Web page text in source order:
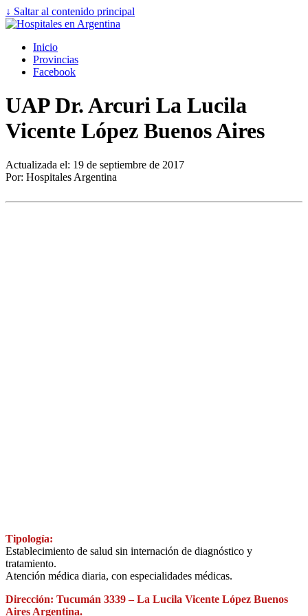
↓ Saltar al contenido principal
Inicio
Provincias
Facebook
UAP Dr. Arcuri La Lucila
Vicente López Buenos Aires
Actualizada el: 19 de septiembre de 2017
Por: Hospitales Argentina
Tipología:
Establecimiento de salud sin internación de diagnóstico y
tratamiento.
Atención médica diaria, con especialidades médicas.
Dirección: Tucumán 3339 – La Lucila Vicente López Buenos
Aires Argentina.